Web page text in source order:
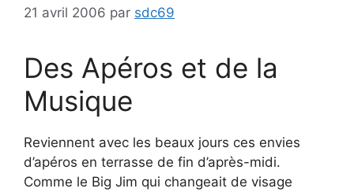
21 avril 2006 par sdc69
Des Apéros et de la
Musique
Reviennent avec les beaux jours ces envies
d’apéros en terrasse de fin d’après-midi.
Comme le Big Jim qui changeait de visage